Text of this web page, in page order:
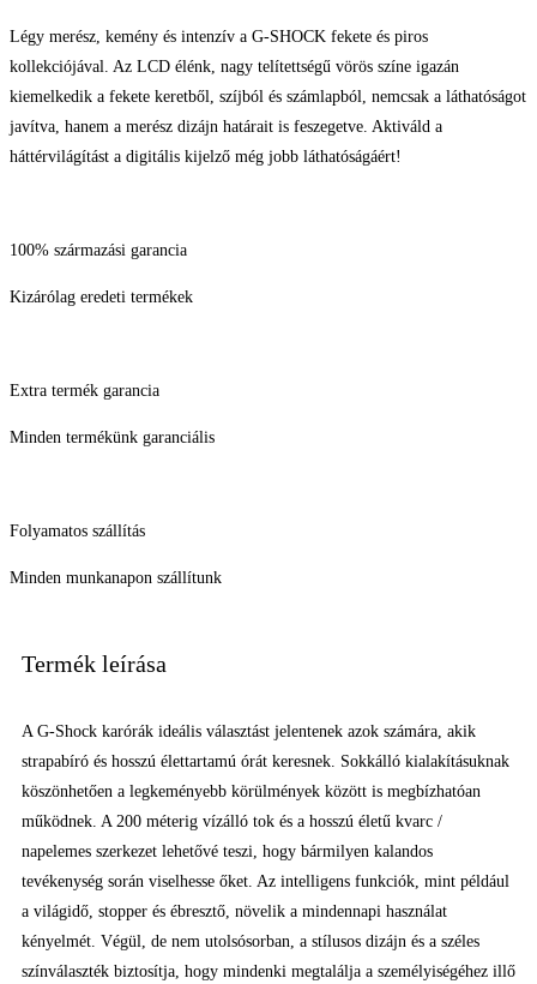
Légy merész, kemény és intenzív a G-SHOCK fekete és piros
kollekciójával. Az LCD élénk, nagy telítettségű vörös színe igazán
kiemelkedik a fekete keretből, szíjból és számlapból, nemcsak a láthatóságot
javítva, hanem a merész dizájn határait is feszegetve. Aktiváld a
háttérvilágítást a digitális kijelző még jobb láthatóságáért!
100% származási garancia
Kizárólag eredeti termékek
Extra termék garancia
Minden termékünk garanciális
Folyamatos szállítás
Minden munkanapon szállítunk
Termék leírása
A G-Shock karórák ideális választást jelentenek azok számára, akik
strapabíró és hosszú élettartamú órát keresnek. Sokkálló kialakításuknak
köszönhetően a legkeményebb körülmények között is megbízhatóan
működnek. A 200 méterig vízálló tok és a hosszú életű kvarc /
napelemes szerkezet lehetővé teszi, hogy bármilyen kalandos
tevékenység során viselhesse őket. Az intelligens funkciók, mint például
a világidő, stopper és ébresztő, növelik a mindennapi használat
kényelmét. Végül, de nem utolsósorban, a stílusos dizájn és a széles
színválaszték biztosítja, hogy mindenki megtalálja a személyiségéhez illő